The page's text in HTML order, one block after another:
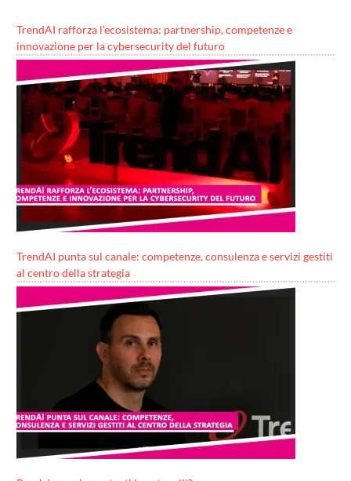
TrendAI rafforza l’ecosistema: partnership, competenze e
innovazione per la cybersecurity del futuro
TrendAI punta sul canale: competenze, consulenza e servizi gestiti
al centro della strategia